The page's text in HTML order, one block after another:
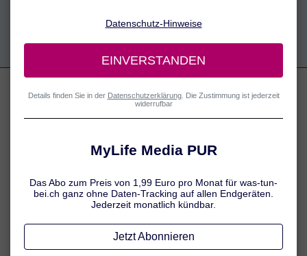
Erfahren Sie mehr über die Zusammenhänge.